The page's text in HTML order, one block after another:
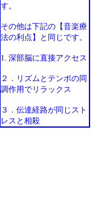
す。
その他は下記の【音楽療
法の利点】と同じです。
1. 深部脳に直接アクセス
２．リズムとテンポの同
調作用でリラックス
３．伝達経路が同じスト
レスと相殺